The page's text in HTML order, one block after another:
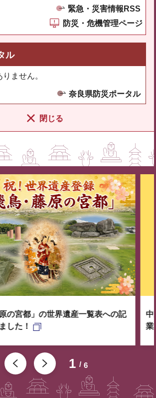
緊急・災害情報RSS
防災・危機管理ページ
ル
ません。
奈良県防災ポータル
閉じる
1 6
の宮都」の世界遺産一覧表への記
した！
中
業